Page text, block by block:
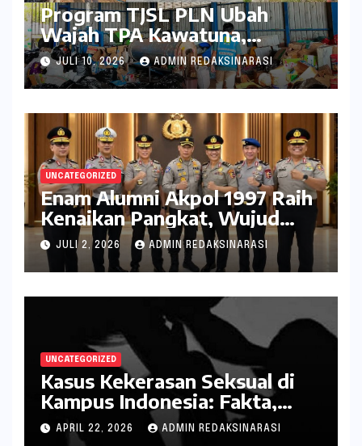
Program TJSL PLN Ubah
Wajah TPA Kawatuna,
Sampah Kini Bernilai Ekonomi
dan Lingkungan
JULI 10, 2026 ADMIN REDAKSINARASI
UNCATEGORIZED
Enam Alumni Akpol 1997 Raih
Kenaikan Pangkat, Wujud
Penghargaan atas Pengabdian
kepada Negara
JULI 2, 2026 ADMIN REDAKSINARASI
UNCATEGORIZED
Kasus Kekerasan Seksual di
Kampus Indonesia: Fakta,
Pola Berulang, dan Tantangan
Penanganannya
APRIL 22, 2026 ADMIN REDAKSINARASI